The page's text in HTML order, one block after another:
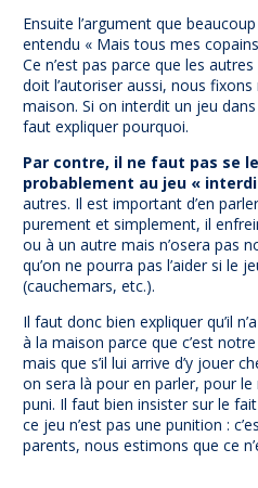
Ensuite l’argument que
entendu « Mais tous mes
Ce n’est pas parce que les
doit l’autoriser aussi, nous
maison. Si on interdit un jeu
faut expliquer pourquoi.
Par contre, il ne faut pas se
probablement au jeu «
autres. Il est important d’en
purement et simplement, il
ou à un autre mais n’osera pas
qu’on ne pourra pas l’aider si le
(cauchemars, etc.).
Il faut donc bien expliquer qu’il
à la maison parce que c’est
mais que s’il lui arrive d’y jouer
on sera là pour en parler, pour le
puni. Il faut bien insister sur le
ce jeu n’est pas une punition :
parents, nous estimons que ce